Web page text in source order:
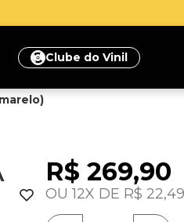
Clube do Vinil
R$ 269,90
12 R$ 22,49